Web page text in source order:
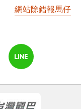
網站除錯報馬仔